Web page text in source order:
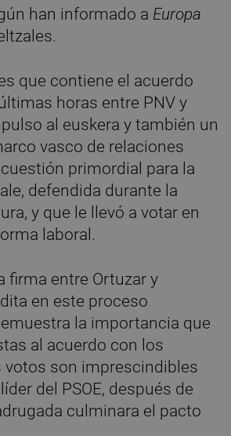
han informado a Europa
que contiene el acuerdo
horas entre PNV y
al euskera y también un
vasco de relaciones
cuestión primordial para la
defendida durante la
y que le llevó a votar en
laboral.
firma entre Ortuzar y
en este proceso
la importancia que
al acuerdo con los
votos son imprescindibles
del PSOE, después de
culminara el pacto